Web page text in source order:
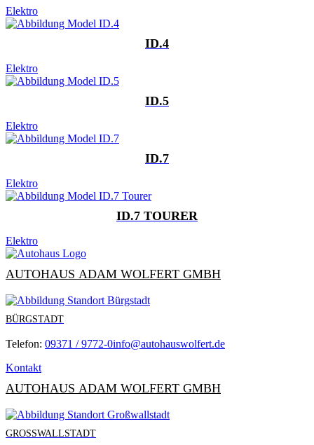
Elektro
ID.4
Elektro
ID.5
Elektro
ID.7
Elektro
ID.7 TOURER
Elektro
AUTOHAUS ADAM WOLFERT GMBH
BÜRGSTADT
Telefon: 09371 / 9772-0info@autohauswolfert.de
Kontakt
AUTOHAUS ADAM WOLFERT GMBH
GROSSWALLSTADT